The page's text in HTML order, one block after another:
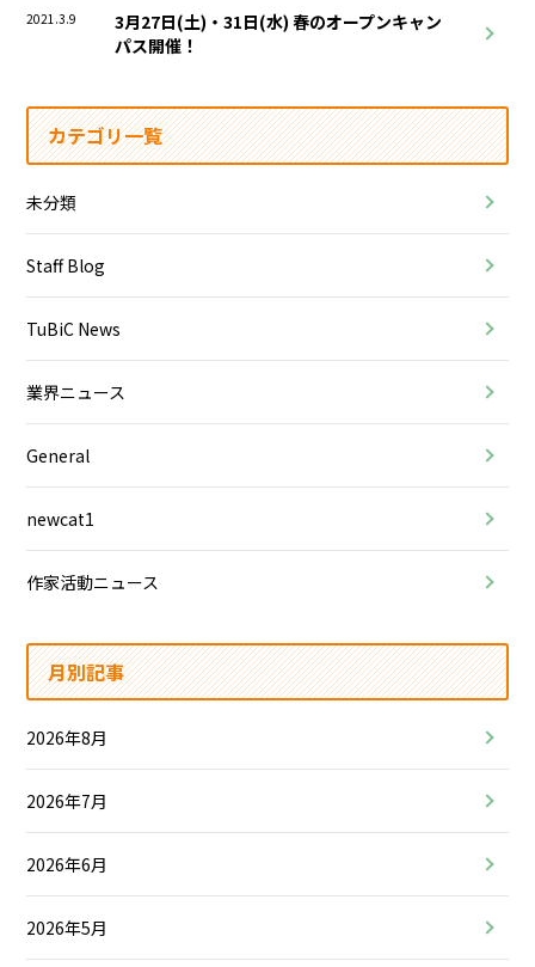
2021.3.9
3月27日(土)・31日(水) 春のオープンキャン
パス開催！
カテゴリ一覧
未分類
Staff Blog
TuBiC News
業界ニュース
General
newcat1
作家活動ニュース
月別記事
2026年8月
2026年7月
2026年6月
2026年5月